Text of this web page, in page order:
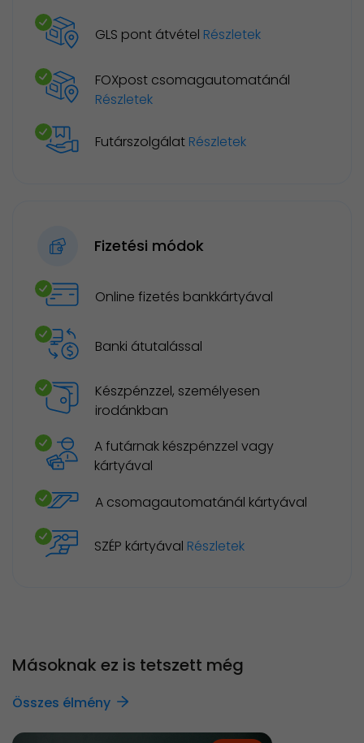
GLS pont átvétel Részletek
FOXpost csomagautomatánál
Részletek
Futárszolgálat Részletek
Fizetési módok
Online fizetés bankkártyával
Banki átutalással
Készpénzzel, személyesen
irodánkban
A futárnak készpénzzel vagy
kártyával
A csomagautomatánál kártyával
SZÉP kártyával Részletek
Másoknak ez is tetszett még
Összes élmény